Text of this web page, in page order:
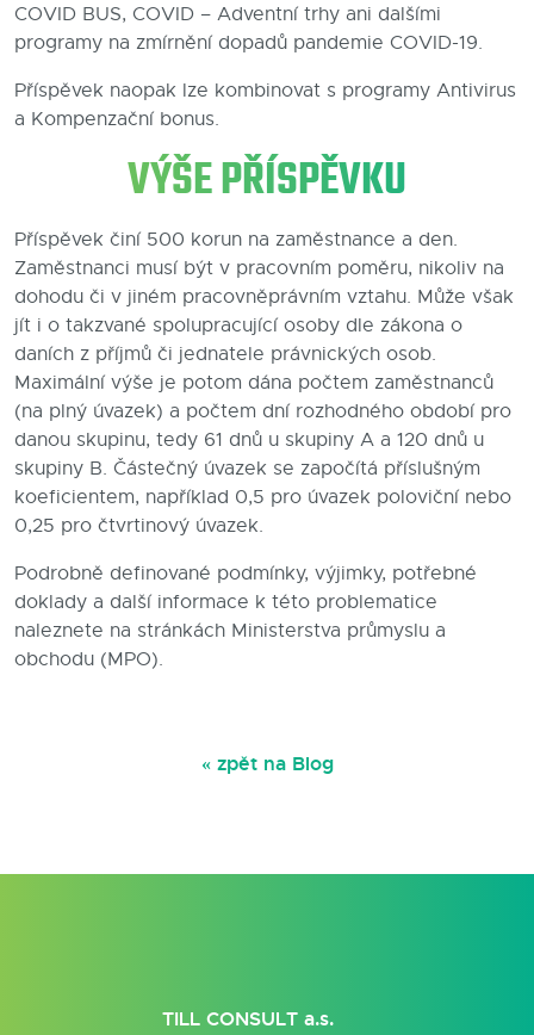
COVID BUS, COVID – Adventní trhy ani dalšími
programy na zmírnění dopadů pandemie COVID-19.
Příspěvek naopak lze kombinovat s programy Antivirus
a Kompenzační bonus.
VÝŠE PŘÍSPĚVKU
Příspěvek činí 500 korun na zaměstnance a den.
Zaměstnanci musí být v pracovním poměru, nikoliv na
dohodu či v jiném pracovněprávním vztahu. Může však
jít i o takzvané spolupracující osoby dle zákona o
daních z příjmů či jednatele právnických osob.
Maximální výše je potom dána počtem zaměstnanců
(na plný úvazek) a počtem dní rozhodného období pro
danou skupinu, tedy 61 dnů u skupiny A a 120 dnů u
skupiny B. Částečný úvazek se započítá příslušným
koeficientem, například 0,5 pro úvazek poloviční nebo
0,25 pro čtvrtinový úvazek.
Podrobně definované podmínky, výjimky, potřebné
doklady a další informace k této problematice
naleznete na stránkách Ministerstva průmyslu a
obchodu (MPO).
« zpět na Blog
TILL CONSULT a.s.